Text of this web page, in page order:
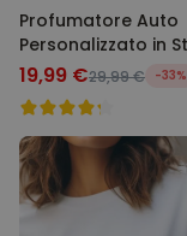
Profumatore Auto
Personalizzato in
Polaroid Set da 2
19,99 €29,99 € -33%